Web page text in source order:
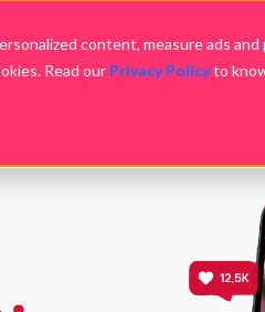
content, measure ads
Read our Privacy Policyto